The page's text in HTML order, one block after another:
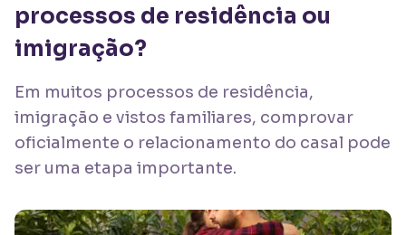
processos de residência ou
imigração?
Em muitos processos de residência,
imigração e vistos familiares, comprovar
oficialmente o relacionamento do casal pode
ser uma etapa importante.